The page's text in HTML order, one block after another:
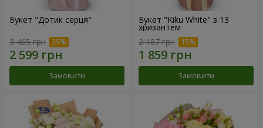
Букет "Дотик серця"
3 465 грн
Замовити
Букет "Kiku White" з 13
хризантем
2 187 грн
Замовити